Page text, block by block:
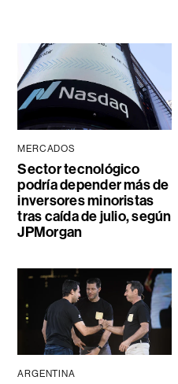
MERCADOS
Sector tecnológico
podría depender más de
inversores minoristas
tras caída de julio, según
JPMorgan
ARGENTINA